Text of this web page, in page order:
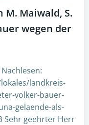
Maiwald, S.
wegen der
landkreis-
volker-bauer-
gelaende-als-
Sehr geehrter Herr